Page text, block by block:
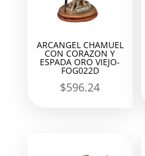
ARCANGEL CHAMUEL
CON CORAZON Y
ESPADA ORO VIEJO-
FOG022D
$596.24